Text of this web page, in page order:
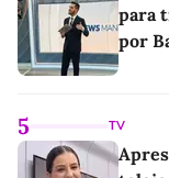
para
por
5 TV